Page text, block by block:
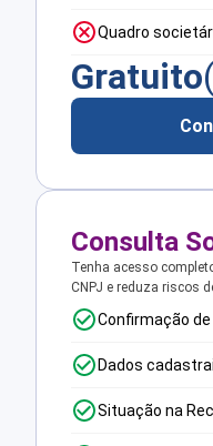
Quadro
Gratuito
Consulta
Tenha acesso
CNPJ e reduza riscos
Confirmação
Dados
Situação na